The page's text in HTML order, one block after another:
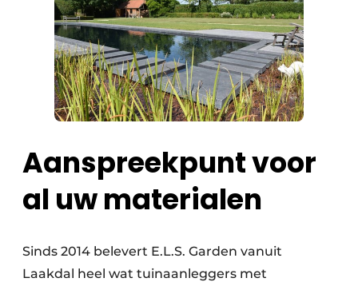
Aanspreekpunt voor
al uw materialen
Sinds 2014 belevert E.L.S. Garden vanuit
Laakdal heel wat tuinaanleggers met